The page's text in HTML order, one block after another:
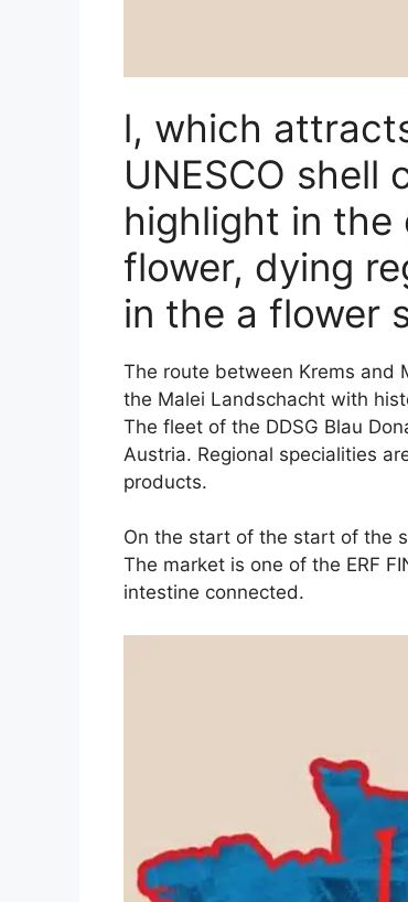
l, which
UNESCO shell
highlight in the
flower, dying
in the a flower
The route between Krems and
the Malei Landschacht with
The fleet of the DDSG Blau
Austria. Regional specialities
products.
On the start of the start of the
The market is one of the ERF
intestine connected.